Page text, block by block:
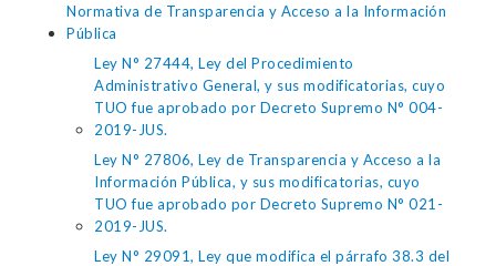
Normativa de Transparencia y Acceso a la Información
Pública
Ley N° 27444, Ley del Procedimiento
Administrativo General, y sus modificatorias, cuyo
TUO fue aprobado por Decreto Supremo N° 004-
2019-JUS.
Ley N° 27806, Ley de Transparencia y Acceso a la
Información Pública, y sus modificatorias, cuyo
TUO fue aprobado por Decreto Supremo N° 021-
2019-JUS.
Ley N° 29091, Ley que modifica el párrafo 38.3 del